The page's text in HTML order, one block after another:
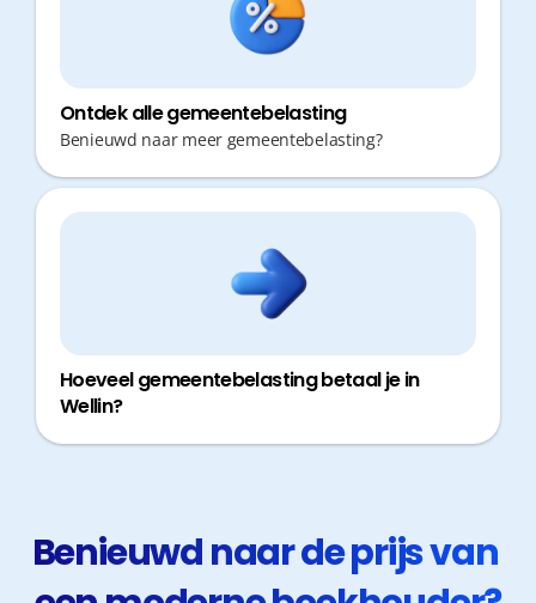
Ontdek alle gemeentebelasting
Benieuwd naar meer gemeentebelasting?
Hoeveel gemeentebelasting betaal je in
Wellin?
Benieuwd naar de prijs van